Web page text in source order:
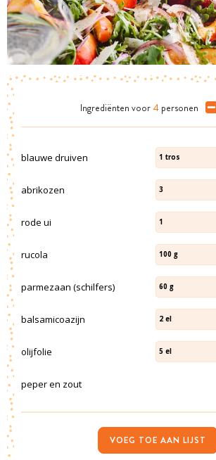
Ingrediënten voor 4 personen
blauwe druiven 1 tros
abrikozen 3
rode ui 1
rucola 100 g
parmezaan (schilfers) 60 g
balsamicoazijn 2 el
olijfolie 5 el
peper en zout
VOEG TOE AAN LIJST